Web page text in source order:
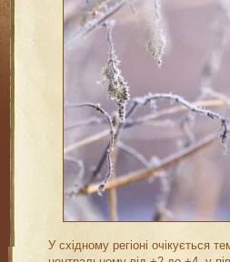
У східному регіоні очікується